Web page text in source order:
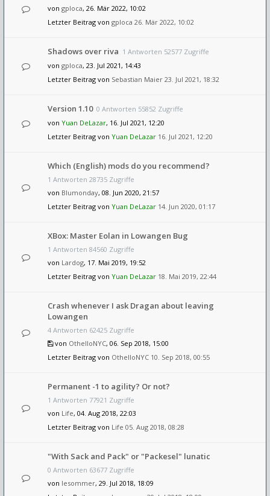
von gploca, 26. Mär 2022, 10:02
Letzter Beitrag von gploca 26. Mär 2022, 10:02
Shadows over riva 1 Antworten 52577 Zugriffe
von gploca, 23. Jul 2021, 14:43
Letzter Beitrag von Sebastian Maier 23. Jul 2021, 18:32
Version 1.10 0 Antworten 55852 Zugriffe
von Yuan DeLazar, 16. Jul 2021, 12:20
Letzter Beitrag von Yuan DeLazar 16. Jul 2021, 12:20
Which (English) mods do you recommend?
1 Antworten 28735 Zugriffe
von Blumonday, 08. Jun 2020, 21:57
Letzter Beitrag von Yuan DeLazar 14. Jun 2020, 01:17
XBox: Master Eolan in Lowangen Bug
1 Antworten 84560 Zugriffe
von Lardog, 17. Mai 2019, 19:52
Letzter Beitrag von Yuan DeLazar 18. Mai 2019, 22:44
Crash whenever I ask Dragan about leaving
Lowangen
4 Antworten 62425 Zugriffe
von OthelloNYC, 06. Sep 2018, 15:00
Letzter Beitrag von OthelloNYC 10. Sep 2018, 00:55
Permanent -1 to agility? Or not?
1 Antworten 77921 Zugriffe
von Life, 04. Aug 2018, 22:03
Letzter Beitrag von Life 05. Aug 2018, 08:28
"With Sack and Pack" or "Packesel" lunatic
0 Antworten 63677 Zugriffe
von lesommer, 29. Jul 2018, 18:09